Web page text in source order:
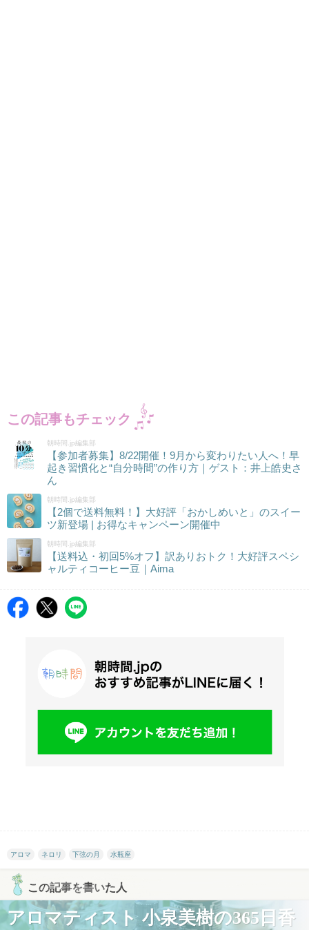
この記事もチェック
朝時間.jp編集部
【参加者募集】8/22開催！9月から変わりたい人へ！早
起き習慣化と“自分時間”の作り方｜ゲスト：井上皓史さ
ん
朝時間.jp編集部
【2個で送料無料！】大好評「おかしめいと」のスイー
ツ新登場 | お得なキャンペーン開催中
朝時間.jp編集部
【送料込・初回5%オフ】訳ありおトク！大好評スペシ
ャルティコーヒー豆｜Aima
アロマ ネロリ 下弦の月 水瓶座
この記事を書いた人
アロマティスト 小泉美樹の365日香